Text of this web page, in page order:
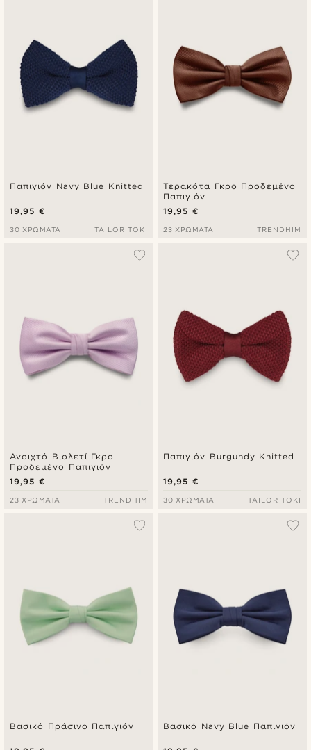
Παπιγιόν Navy Blue Knitted
19,95 €
30 ΧΡΏΜΑΤΑ TAILOR TOKI
Τερακότα Γκρο Προδεμένο
Παπιγιόν
19,95 €
23 ΧΡΏΜΑΤΑ TRENDHIM
Ανοιχτό Βιολετί Γκρο
Προδεμένο Παπιγιόν
19,95 €
23 ΧΡΏΜΑΤΑ TRENDHIM
Παπιγιόν Burgundy Knitted
19,95 €
30 ΧΡΏΜΑΤΑ TAILOR TOKI
Βασικό Πράσινο Παπιγιόν Βασικό Navy Blue Παπιγιόν